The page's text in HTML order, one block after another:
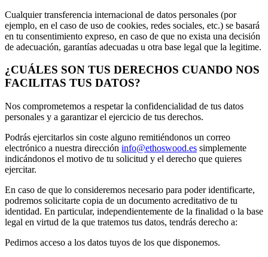
Cualquier transferencia internacional de datos personales (por
ejemplo, en el caso de uso de cookies, redes sociales, etc.) se basará
en tu consentimiento expreso, en caso de que no exista una decisión
de adecuación, garantías adecuadas u otra base legal que la legitime.
¿CUÁLES SON TUS DERECHOS CUANDO NOS
FACILITAS TUS DATOS?
Nos comprometemos a respetar la confidencialidad de tus datos
personales y a garantizar el ejercicio de tus derechos.
Podrás ejercitarlos sin coste alguno remitiéndonos un correo
electrónico a nuestra dirección info@ethoswood.es simplemente
indicándonos el motivo de tu solicitud y el derecho que quieres
ejercitar.
En caso de que lo consideremos necesario para poder identificarte,
podremos solicitarte copia de un documento acreditativo de tu
identidad. En particular, independientemente de la finalidad o la base
legal en virtud de la que tratemos tus datos, tendrás derecho a:
Pedirnos acceso a los datos tuyos de los que disponemos.